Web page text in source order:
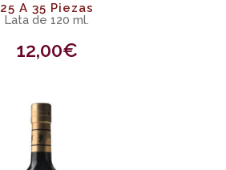
25 A 35 Piezas
Lata de 120 ml.
12,00€